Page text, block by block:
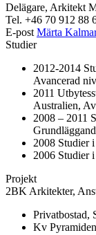
Delägare, Arkitekt
Tel. +46 70 912 88
E-post Märta
Studier
2012-2014
Avancerad
2011
Australien,
2008 – 2011
2008 Studier
2006 Studier
Projekt
2BK Arkitekter,
Privatbostad,
Kv